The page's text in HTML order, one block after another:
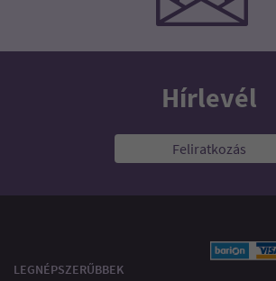
Hírlevél
Feliratkozás
LEGNÉPSZERŰBBEK